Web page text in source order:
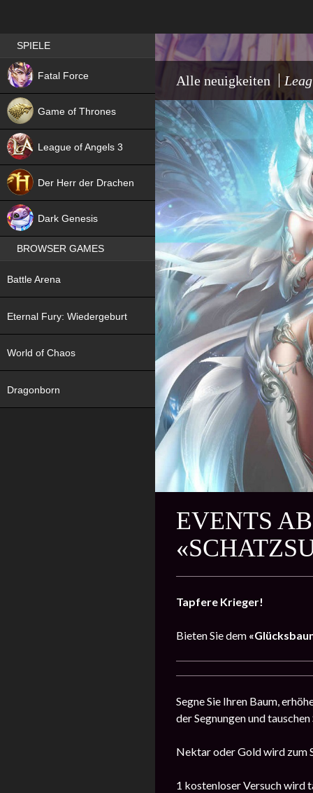
Alle neuigkeiten
EVENTS
Tapfere Krieger!
Bieten Sie dem
Segne Sie Ihren Baum,
der Segnungen und
Nektar oder Gold wird zum
1 kostenloser Versuch wird
Best RPG games in Germany
SPIELE
Fatal Force
NEW
Game of Thrones
League of Angels 3
Der Herr der Drachen
Dark Genesis
NEW
BROWSER GAMES
Battle Arena
Eternal Fury: Wiedergeburt
NEW
World of Chaos
Dragonborn